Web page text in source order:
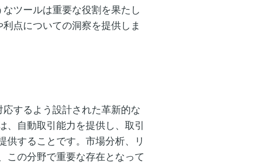
なツールは重要な役割を果たし
点についての洞察を提供しま
するよう設計された革新的な
、自動取引能力を提供し、取引
供することです。市場分析、リ
この分野で重要な存在となって